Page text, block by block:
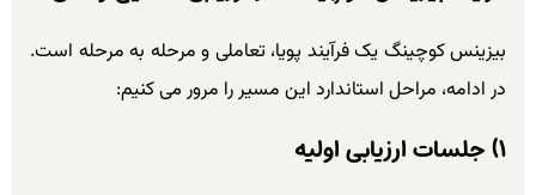
بیزینس کوچینگ یک فرآیند پویا، تعاملی و مرحله به مرحله است.
در ادامه، مراحل استاندارد این مسیر را مرور می کنیم:
۱) جلسات ارزیابی اولیه